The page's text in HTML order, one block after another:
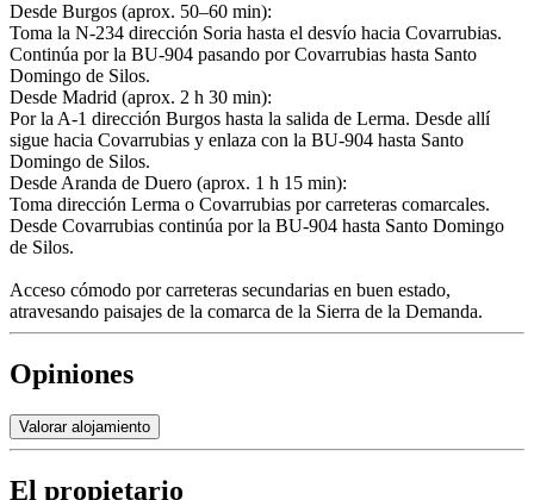
Desde Burgos (aprox. 50–60 min):
Toma la N-234 dirección Soria hasta el desvío hacia Covarrubias.
Continúa por la BU-904 pasando por Covarrubias hasta Santo
Domingo de Silos.
Desde Madrid (aprox. 2 h 30 min):
Por la A-1 dirección Burgos hasta la salida de Lerma. Desde allí
sigue hacia Covarrubias y enlaza con la BU-904 hasta Santo
Domingo de Silos.
Desde Aranda de Duero (aprox. 1 h 15 min):
Toma dirección Lerma o Covarrubias por carreteras comarcales.
Desde Covarrubias continúa por la BU-904 hasta Santo Domingo
de Silos.
Acceso cómodo por carreteras secundarias en buen estado,
atravesando paisajes de la comarca de la Sierra de la Demanda.
Opiniones
Valorar alojamiento
El propietario